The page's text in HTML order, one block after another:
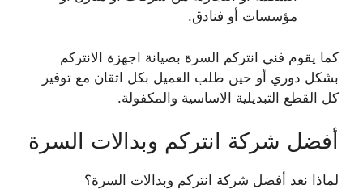
مؤسسات أو فنادق.
كما يقوم فني انتركم السرة بصيانة اجهزة الانتركم
بشكل دوري أو حين طلب العميل بكل اتقان مع توفير
كل القطع التبديلية الاساسية والمكفولة.
أفضل شركة انتركم وبدالات السرة
لماذا نعد أفضل شركة انتركم وبدالات السرة؟